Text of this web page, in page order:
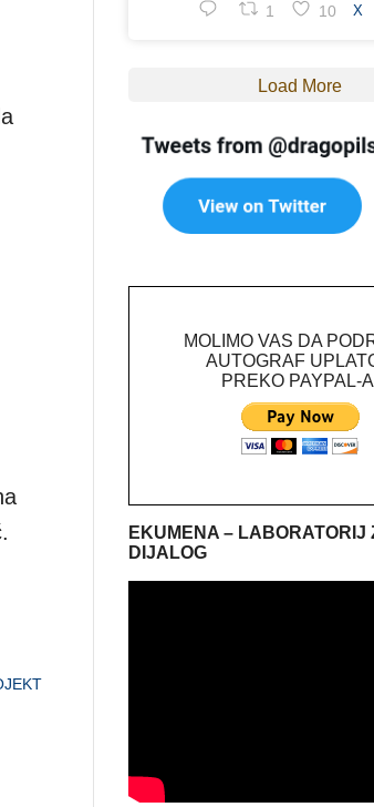
1 10 X
Load More
MOLIMO VAS DA
AUTOGRAF
PREKO PAYPAL-
EKUMENA – LABORATORIJ
DIJALOG